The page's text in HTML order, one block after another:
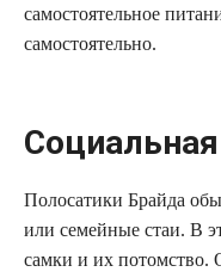
самостоятельное
самостоятельно.
Полосатики Брайда
или семейные стаи. В
самки и их потомство.